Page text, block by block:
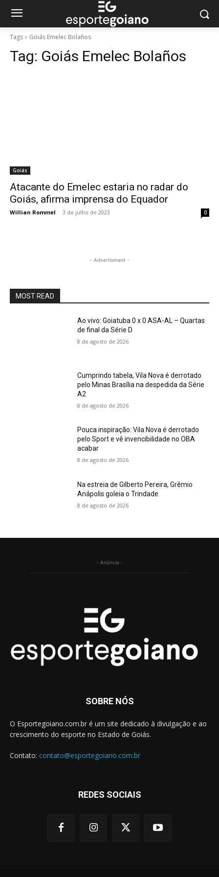
Tags Goiás Emelec Bolaños
Tag: Goiás Emelec Bolaños
Goiás
Atacante do Emelec estaria no radar do
Goiás, afirma imprensa do Equador
Willian Rommel - 3 de julho de 2023 0
- Advertisment -
MOST READ
Ao vivo: Goiatuba 0 x 0 ASA-AL – Quartas
de final da Série D
8 de agosto de 2026
Cumprindo tabela, Vila Nova é derrotado
pelo Minas Brasília na despedida da Série
A2
8 de agosto de 2026
Pouca inspiração: Vila Nova é derrotado
pelo Sport e vê invencibilidade no OBA
acabar
8 de agosto de 2026
Na estreia de Gilberto Pereira, Grêmio
Anápolis goleia o Trindade
8 de agosto de 2026
- Anúncio -
SOBRE NÓS
O Esportegoiano.com.br é um site dedicado à divulgação e ao
crescimento do esporte no Estado de Goiás.
Contato: contato@esportegoiano.com.br
REDES SOCIAIS